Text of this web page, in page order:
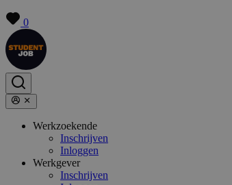
0
Werkzoekende
Inschrijven
Inloggen
Werkgever
Inschrijven